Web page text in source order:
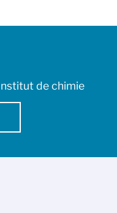
de chimie